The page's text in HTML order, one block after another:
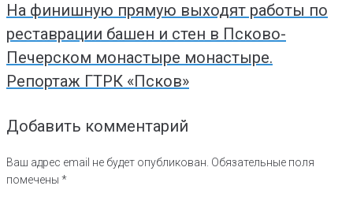
На финишную прямую выходят работы по
реставрации башен и стен в Псково-
Печерском монастыре монастыре.
Репортаж ГТРК «Псков»
Добавить комментарий
Ваш адрес email не будет опубликован. Обязательные поля
помечены *